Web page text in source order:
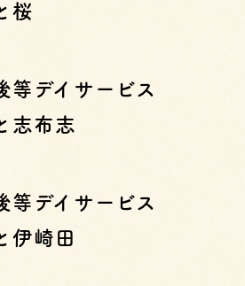
桜
等デイサービス
志布志
等デイサービス
伊崎田